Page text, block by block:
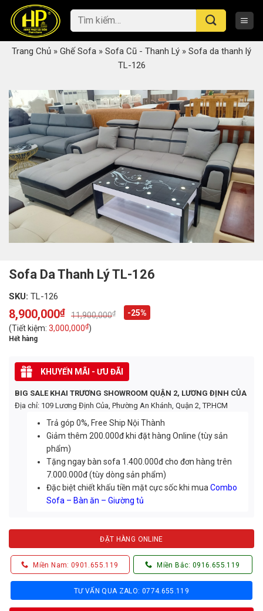
content
Tìm
kiếm:
Trang Chủ » Ghế Sofa » Sofa Cũ - Thanh Lý » Sofa da thanh lý
TL-126
Sofa Da Thanh Lý TL-126
SKU: TL-126
11,900,000₫
Original
price
was:
11,900,000₫.
8,900,000₫
Current
price
is:
8,900,000₫.
-25%
(Tiết kiệm: 3,000,000₫)
Hết hàng
KHUYẾN MÃI - ƯU ĐÃI
BIG SALE KHAI TRƯƠNG SHOWROOM QUẬN 2, LƯƠNG ĐỊNH CỦA
Địa chỉ: 109 Lương Định Của, Phường An Khánh, Quận 2, TP.HCM
Trả góp 0%, Free Ship Nội Thành
Giảm thêm 200.000đ khi đặt hàng Online (tùy sản
phẩm)
Tặng ngay bàn sofa 1.400.000đ cho đơn hàng trên
7.000.000đ (tùy dòng sản phẩm)
Đặc biệt chiết khấu tiền mặt cực sốc khi muaCombo
Sofa – Bàn ăn – Giường tủ
ĐẶT HÀNG ONLINE
Miền Nam: 0901.655.119 Miền Bắc: 0916.655.119
TƯ VẤN QUA ZALO: 0774.655.119